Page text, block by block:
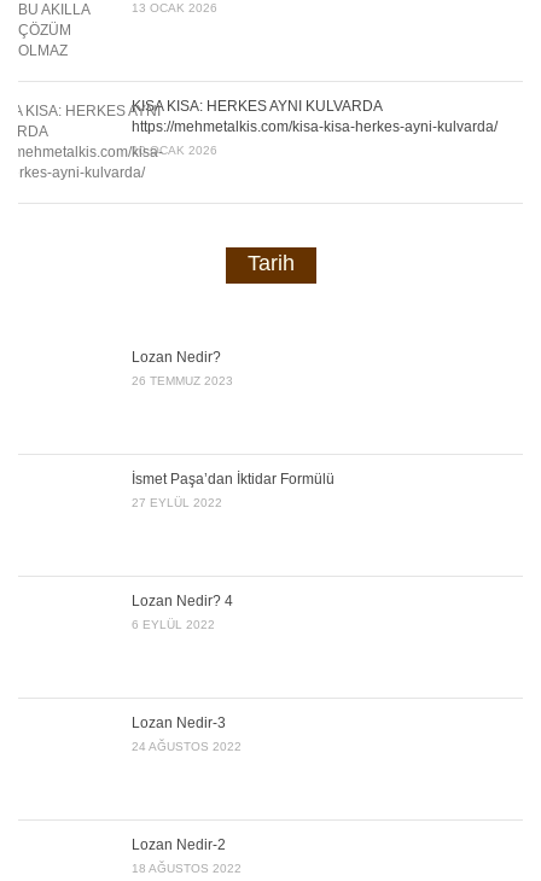
13 OCAK 2026
KISA KISA: HERKES AYNI KULVARDA
https://mehmetalkis.com/kisa-kisa-herkes-ayni-kulvarda/
10 OCAK 2026
Tarih
Lozan Nedir?
26 TEMMUZ 2023
İsmet Paşa’dan İktidar Formülü
27 EYLÜL 2022
Lozan Nedir? 4
6 EYLÜL 2022
Lozan Nedir-3
24 AĞUSTOS 2022
Lozan Nedir-2
18 AĞUSTOS 2022